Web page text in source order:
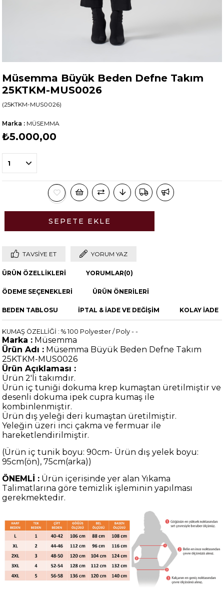
Müsemma Büyük Beden Defne Takım
25KTKM-MUS0026
(25KTKM-MUS0026)
Marka : MÜSEMMA
₺5.000,00
TAVSIYE ET YORUM YAZ
ÜRÜN ÖZELLIKLERI YORUMLAR(0)
ÖDEME SEÇENEKLERI ÜRÜN ÖNERILERI
BEDEN TABLOSU İPTAL & İADE VE DEĞİŞİM KOLAY İADE
KUMAŞ ÖZELLİĞİ : % 100 Polyester / Poly - -
Marka : Müsemma
Ürün Adı : Müsemma Büyük Beden Defne Takım
25KTKM-MUS0026
Ürün Açıklaması :
Ürün 2'li takımdır.
Ürün iç tuniği dokuma krep kumaştan üretilmiştir ve
desenli dokuma ipek cupra kumaş ile
kombinlenmiştir.
Ürün dış yeleği deri kumaştan üretilmiştir.
Yeleğin üzeri inci çakma ve fermuar ile
hareketlendirilmiştir.
(Ürün iç tunik boyu: 90cm- Ürün dış yelek boyu:
95cm(ön), 75cm(arka))
ÖNEMLİ : Ürün içerisinde yer alan Yıkama
Talimatlarına göre temizlik işleminin yapılması
gerekmektedir.